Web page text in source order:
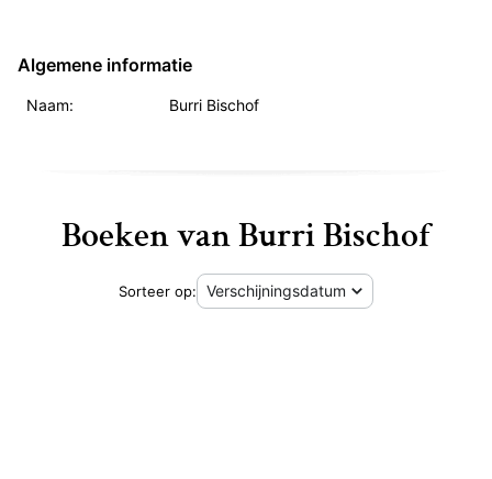
Algemene informatie
Naam: Burri Bischof
Boeken van Burri Bischof
Sorteer op: